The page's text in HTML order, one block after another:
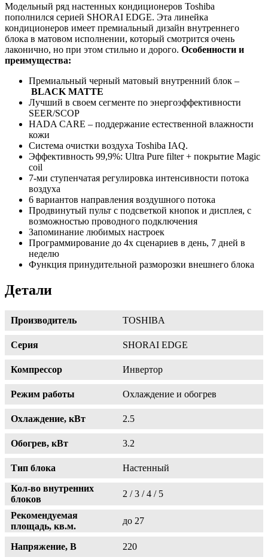
Модельный ряд настенных кондиционеров Toshiba
пополнился серией SHORAI EDGE. Эта линейка
кондиционеров имеет премиальный дизайн внутреннего
блока в матовом исполнении, который смотрится очень
лаконично, но при этом стильно и дорого. Особенности и
преимущества:
Премиальный черный матовый внутренний блок –
BLACK MATTE
Лучший в своем сегменте по энергоэффективности
SEER/SCOP
HADA CARE – поддержание естественной влажности
кожи
Cистема очистки воздуха Toshiba IAQ.
Эффективность 99,9%: Ultra Pure filter + покрытие Magic
coil
7-ми ступенчатая регулировка интенсивности потока
воздуха
6 вариантов направления воздушного потока
Продвинутый пульт с подсветкой кнопок и дисплея, с
возможностью проводного подключения
Запоминание любимых настроек
Программирование до 4х сценариев в день, 7 дней в
неделю
Функция принудительной разморозки внешнего блока
Детали
Производитель TOSHIBA
Серия SHORAI EDGE
Компрессор Инвертор
Режим работы Охлаждение и обогрев
Охлаждение, кВт 2.5
Обогрев, кВт 3.2
Тип блока
Настенный
Кол-во внутренних
блоков
2 / 3 / 4 / 5
Рекомендуемая
площадь, кв.м.
до 27
Напряжение, В 220